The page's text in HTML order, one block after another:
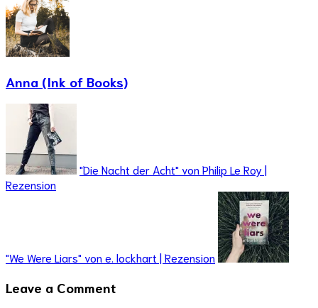
Anna (Ink of Books)
"Die Nacht der Acht" von Philip Le Roy |
Rezension
"We Were Liars" von e. lockhart | Rezension
Leave a Comment